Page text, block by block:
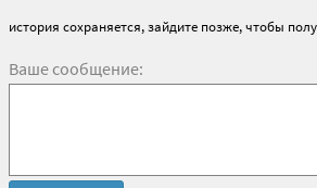
история сохраняется, зайдите позже, чтобы
Ваше сообщение: